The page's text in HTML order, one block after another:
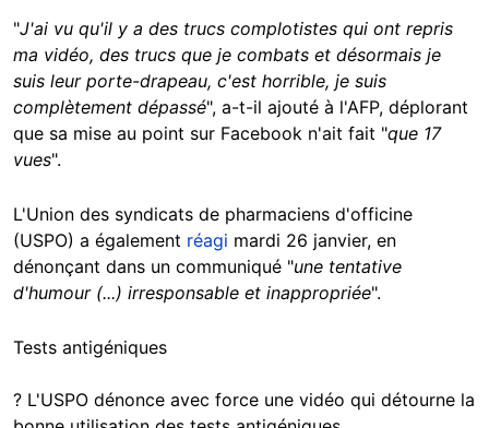
"J'ai vu qu'il y a des trucs complotistes qui ont repris
ma vidéo, des trucs que je combats et désormais je
suis leur porte-drapeau, c'est horrible, je suis
complètement dépassé", a-t-il ajouté à l'AFP, déplorant
que sa mise au point sur Facebook n'ait fait "que 17
vues".
L'Union des syndicats de pharmaciens d'officine
(USPO) a également réagi mardi 26 janvier, en
dénonçant dans un communiqué "une tentative
d'humour (...) irresponsable et inappropriée".
Tests antigéniques
? L'USPO dénonce avec force une vidéo qui détourne la